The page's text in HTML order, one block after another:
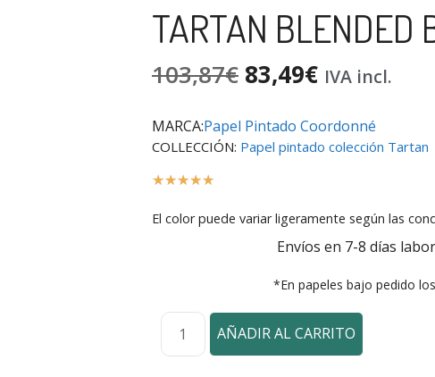
TARTAN BLENDED
103,87€ 83,49€ IVA incl.
MARCA:Papel Pintado Coordonné
COLLECCIÓN: Papel pintado colección Tartan
☆☆☆☆☆
El color puede variar ligeramente según las
Envíos en 7-8 días
*En papeles bajo pedido
AÑADIR AL CARRITO